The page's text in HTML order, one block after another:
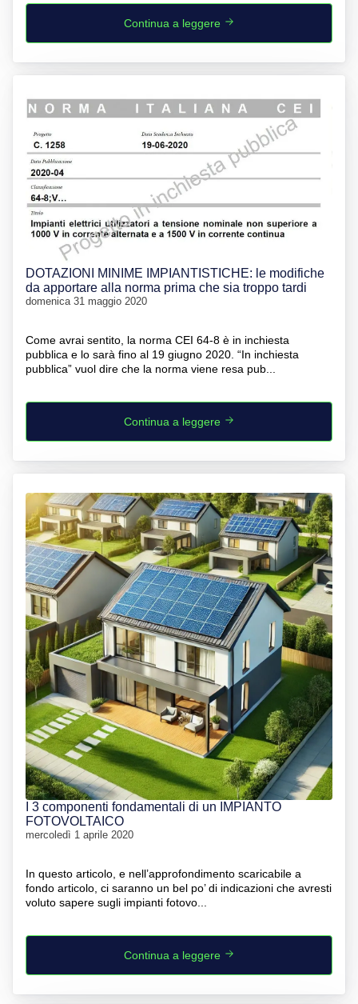
Continua a leggere
DOTAZIONI MINIME IMPIANTISTICHE: le modifiche
da apportare alla norma prima che sia troppo tardi
domenica 31 maggio 2020
Come avrai sentito, la norma CEI 64-8 è in inchiesta
pubblica e lo sarà fino al 19 giugno 2020. “In inchiesta
pubblica” vuol dire che la norma viene resa pub...
Continua a leggere
I 3 componenti fondamentali di un IMPIANTO
FOTOVOLTAICO
mercoledì 1 aprile 2020
In questo articolo, e nell’approfondimento scaricabile a
fondo articolo, ci saranno un bel po’ di indicazioni che avresti
voluto sapere sugli impianti fotovo...
Continua a leggere